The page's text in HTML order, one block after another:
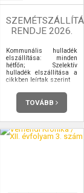
RENDJE 2026.
Kommunális hulladék
elszállítása: minden
hétfőn; Szelektív
hulladék elszállítása a
cikkben leírtak szerint
TOVÁBB